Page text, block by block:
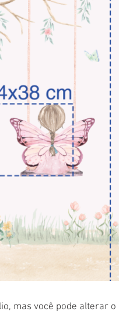
mas você pode alterar